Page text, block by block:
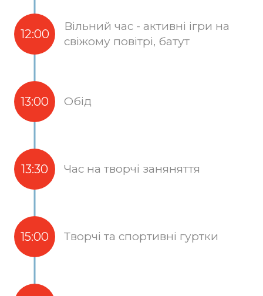
12:00
Вільний час - активні ігри на
свіжому повітрі, батут
13:00 Обід
13:30 Час на творчі заняняття
15:00 Творчі та спортивні гуртки